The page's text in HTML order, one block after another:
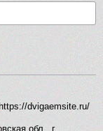
dvigaemsite.ru/
обл., г.